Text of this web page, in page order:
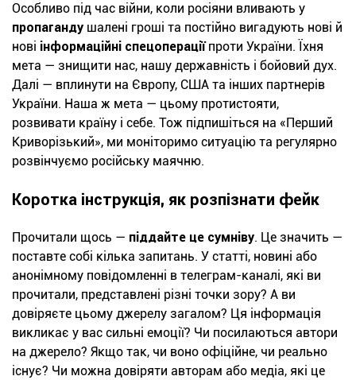
Особливо під час війни, коли росіяни вливають у
пропаганду шалені гроші та постійно вигадують нові й
нові інформаційні спецопераціїпроти України. Їхня
мета — знищити нас, нашу державність і бойовий дух.
Далі — вплинути на Європу, США та інших партнерів
України. Наша ж мета — цьому протистояти,
розвивати країну і себе. Тож підпишіться на «Перший
Криворізький», ми моніторимо ситуацію та регулярно
розвінчуємо російську маячню.
Коротка інструкція, як розпізнати фейк
Прочитали щось — піддайте це сумніву. Це значить —
поставте собі кілька запитань. У статті, новині або
анонімному повідомленні в телеграм-каналі, які ви
прочитали, представлені різні точки зору? А ви
довіряєте цьому джерелу загалом? Ця інформація
викликає у вас сильні емоції? Чи посилаються автори
на джерело? Якщо так, чи воно офіційне, чи реально
існує? Чи можна довіряти авторам або медіа, які це